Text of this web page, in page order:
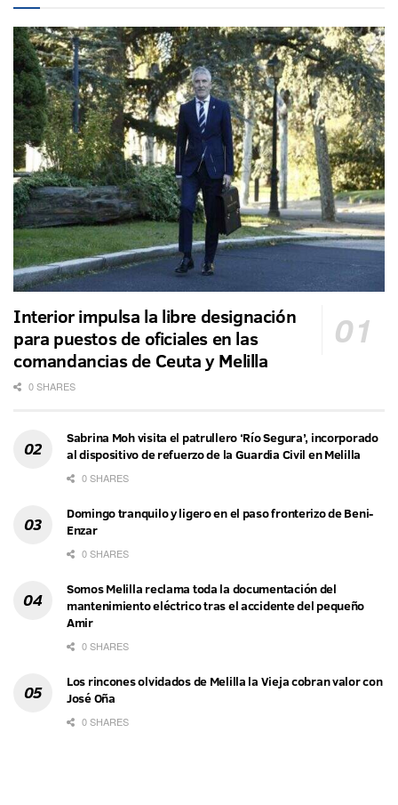
Interior impulsa la libre designación
para puestos de oficiales en las
comandancias de Ceuta y Melilla
0 SHARES
Sabrina Moh visita el patrullero ‘Río Segura’, incorporado
al dispositivo de refuerzo de la Guardia Civil en Melilla
0 SHARES
Domingo tranquilo y ligero en el paso fronterizo de Beni-
Enzar
0 SHARES
Somos Melilla reclama toda la documentación del
mantenimiento eléctrico tras el accidente del pequeño
Amir
0 SHARES
Los rincones olvidados de Melilla la Vieja cobran valor con
José Oña
0 SHARES